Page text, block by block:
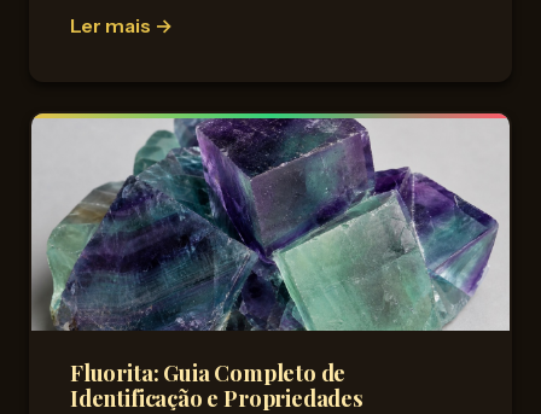
Ler mais →
Fluorita: Guia Completo de
Identificação e Propriedades